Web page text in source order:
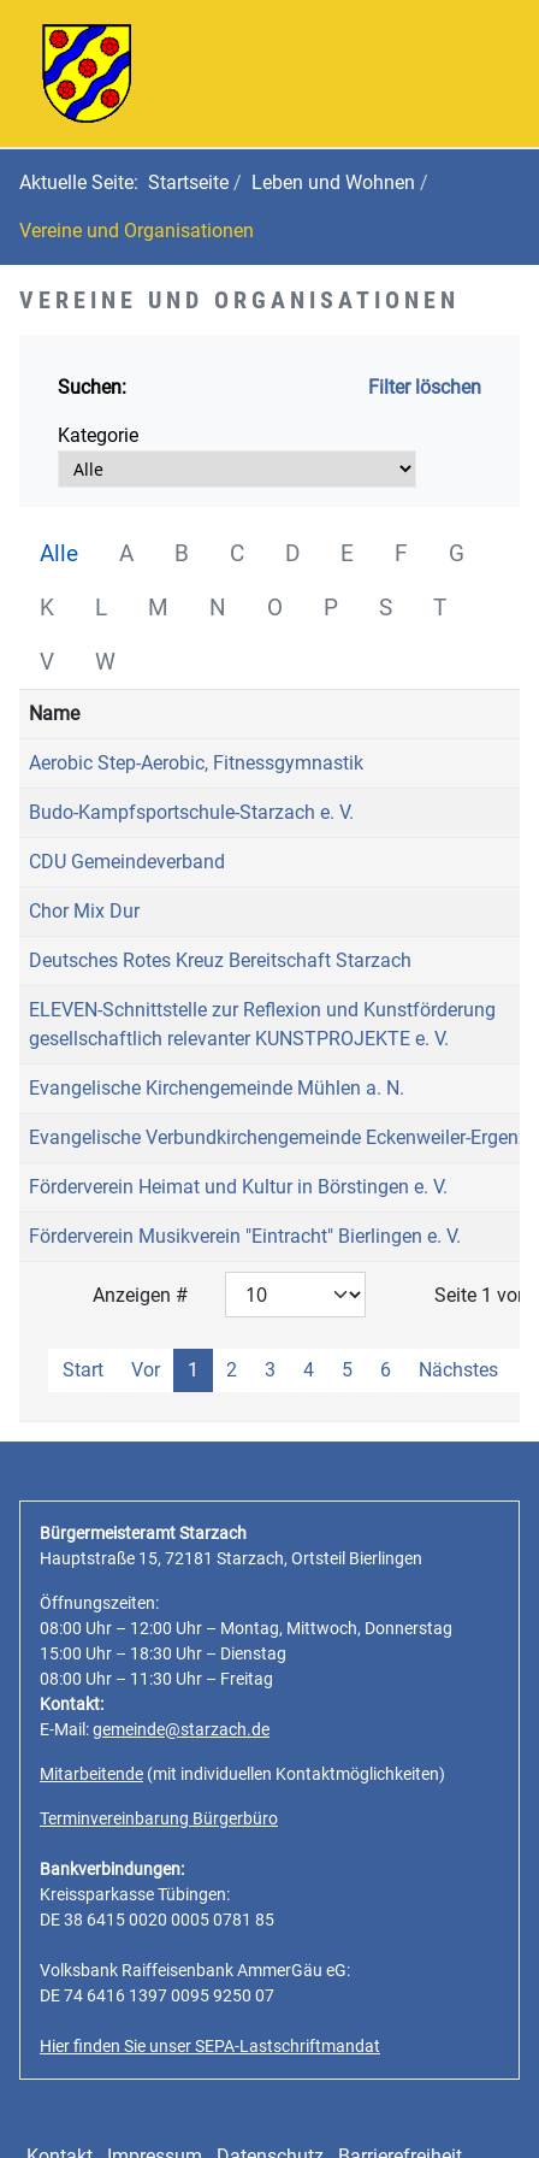
Aktuelle Seite: Startseite Leben und Wohnen
Vereine und Organisationen
VEREINE UND ORGANISATIONEN
Suchen: Filter löschen
Kategorie
Alle A B C D E F
G
K
L M N O P S
T
V
W
Name
Anzeigen # Seite 1 von
Start Vor 1 2 3 4 5 6 Nächstes
Aerobic Step-Aerobic, Fitnessgymnastik
Budo-Kampfsportschule-Starzach e. V.
CDU Gemeindeverband
Chor Mix Dur
Deutsches Rotes Kreuz Bereitschaft Starzach
ELEVEN-Schnittstelle zur Reflexion und Kunstförderung
gesellschaftlich relevanter KUNSTPROJEKTE e. V.
Evangelische Kirchengemeinde Mühlen a. N.
Evangelische Verbundkirchengemeinde Eckenweiler-
Förderverein Heimat und Kultur in Börstingen e. V.
Förderverein Musikverein "Eintracht" Bierlingen e. V.
Bürgermeisteramt Starzach
Hauptstraße 15, 72181 Starzach, Ortsteil Bierlingen
Öffnungszeiten:
08:00 Uhr – 12:00 Uhr – Montag, Mittwoch, Donnerstag
15:00 Uhr – 18:30 Uhr – Dienstag
08:00 Uhr – 11:30 Uhr – Freitag
Kontakt:
E-Mail:gemeinde@starzach.de
Mitarbeitende (mit individuellen Kontaktmöglichkeiten)
Terminvereinbarung Bürgerbüro
Bankverbindungen:
Kreissparkasse Tübingen:
DE 38 6415 0020 0005 0781 85
Volksbank Raiffeisenbank AmmerGäu eG:
DE 74 6416 1397 0095 9250 07
Hier finden Sie unser SEPA-Lastschriftmandat